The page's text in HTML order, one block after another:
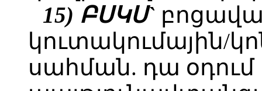
15) ԲՍԿՍ`
կուտակումային/
սահման. դա օդում